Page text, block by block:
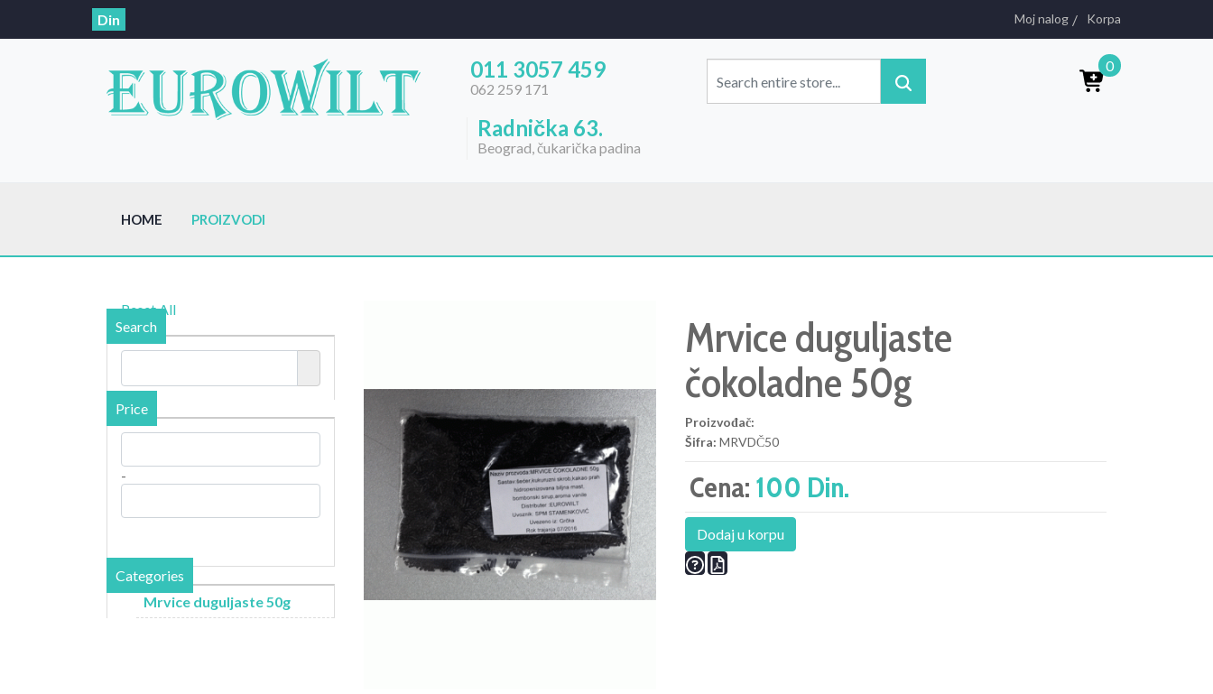
Din Moj nalog Korpa
011 3057 459
062 259 171
Radnička 63.
Beograd, čukarička padina
0
HOME PROIZVODI
Mrvice duguljaste
čokoladne 50g
Proizvođač:
Šifra: MRVDČ50
Cena: 100 Din.
Dodaj u korpu
Reset All
Search
Price
-
Categories
Mrvice duguljaste 50g